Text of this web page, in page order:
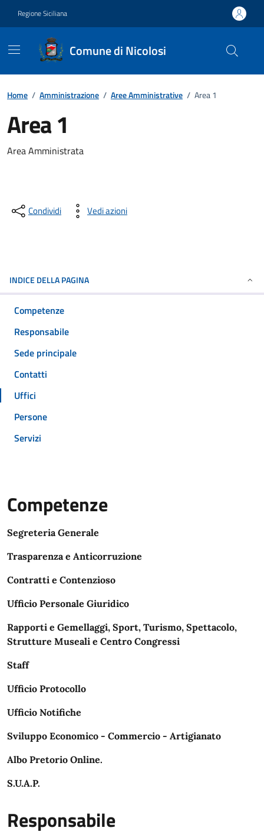
Regione Siciliana
Comune di Nicolosi
Home / Amministrazione / Aree Amministrative / Area 1
Area 1
Area Amministrata
Condividi Vedi azioni
INDICE DELLA PAGINA
Competenze
Responsabile
Sede principale
Contatti
Uffici
Persone
Servizi
Competenze
Segreteria Generale
Trasparenza e Anticorruzione
Contratti e Contenzioso
Ufficio Personale Giuridico
Rapporti e Gemellaggi, Sport, Turismo, Spettacolo,
Strutture Museali e Centro Congressi
Staff
Ufficio Protocollo
Ufficio Notifiche
Sviluppo Economico - Commercio - Artigianato
Albo Pretorio Online.
S.U.A.P.
Responsabile